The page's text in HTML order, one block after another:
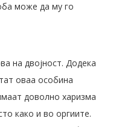
може да му го
на двојност. Додека
оваа особина
доволно харизма
како и во оргиите.